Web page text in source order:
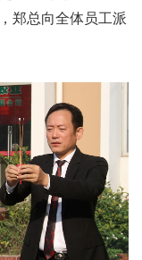
郑总向全体员工派